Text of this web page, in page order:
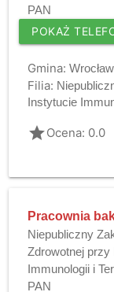
PAN
POKAŻ
Gmina:
Filia:
Instytucie
gradeOcena: 0.0
Pracownia
Niepubliczny
Zdrowotnej przy
Immunologii i
PAN